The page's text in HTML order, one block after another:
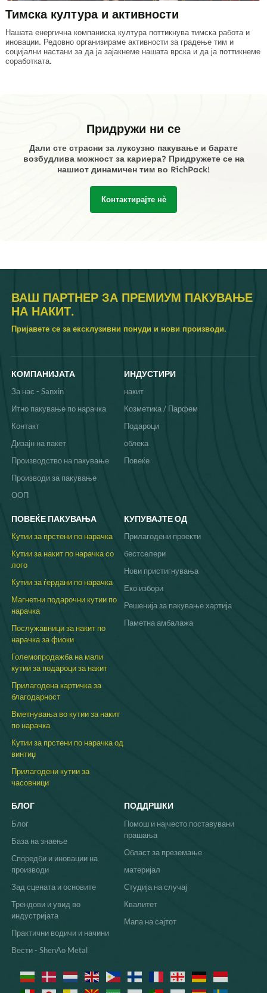
Тимска култура и активности
Нашата енергична компаниска култура поттикнува тимска работа и
иновации. Редовно организираме активности за градење тим и
социјални настани за да ја зајакнеме нашата врска и да ја поттикнеме
соработката.
Придружи ни се
Дали сте страсни за луксузно пакување и барате
возбудлива можност за кариера? Придружете се на
нашиот динамичен тим во RichPack!
Контактирајте нѐ
ВАШ ПАРТНЕР ЗА ПРЕМИУМ ПАКУВАЊЕ
НА НАКИТ.
Пријавете се за ексклузивни понуди и нови производи.
КОМПАНИЈАТА
За нас - Sanxin
Итно пакување по нарачка
Контакт
Дизајн на пакет
Производство на пакување
Производи за пакување
ООП
ИНДУСТИРИ
накит
Козметика / Парфем
Подароци
облека
Повеќе
ПОВЕЌЕ ПАКУВАЊА
Кутии за прстени по нарачка
Кутии за накит по нарачка со
лого
Кутии за ѓердани по нарачка
Магнетни подарочни кутии по
нарачка
Послужавници за накит по
нарачка за фиоки
Големопродажба на мали
кутии за подароци за накит
Прилагодена картичка за
благодарност
Вметнувања во кутии за накит
по нарачка
Кутии за прстени по нарачка од
винтиџ
Прилагодени кутии за
часовници
КУПУВАЈТЕ ОД
Прилагодени проекти
бестселери
Нови пристигнувања
Еко избори
Решенија за пакување хартија
Паметна амбалажа
БЛОГ
Блог
База на знаење
Споредби и иновации на
производи
Зад сцената и основите
Трендови и увид во
индустријата
Практични водичи и начини
Вести - ShenAo Metal
ПОДДРШКИ
Помош и најчесто поставувани
прашања
Област за преземање
материјал
Студија на случај
Квалитет
Мапа на сајтот